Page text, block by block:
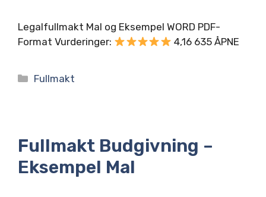
Legalfullmakt Mal og Eksempel WORD PDF-
Format Vurderinger:
4,16 635 ÅPNE
Kategorier
Fullmakt
Fullmakt Budgivning –
Eksempel Mal